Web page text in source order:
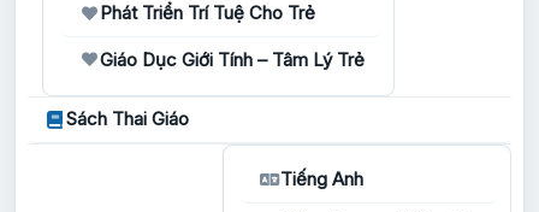
Phát Triển Trí Tuệ Cho Trẻ
Giáo Dục Giới Tính – Tâm Lý Trẻ
Sách Thai Giáo
Tiếng Anh